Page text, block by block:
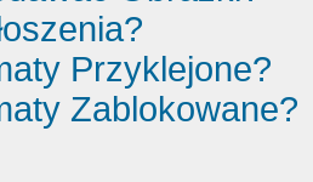
Przyklejone?
Zablokowane?